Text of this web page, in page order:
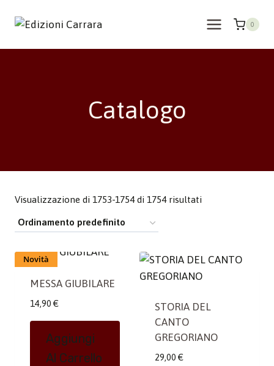
0
Catalogo
Visualizzazione di 1753-1754 di 1754 risultati
Novità
MESSA GIUBILARE
14,90 €
Aggiungi
Al Carrello
STORIA DEL
CANTO
GREGORIANO
29,00 €